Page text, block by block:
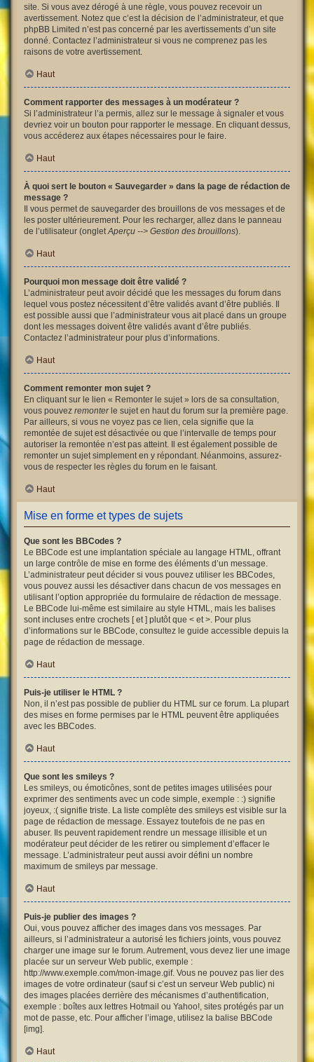
site. Si vous avez dérogé à une règle, vous pouvez recevoir un
avertissement. Notez que c’est la décision de l’administrateur, et que
phpBB Limited n’est pas concerné par les avertissements d’un site
donné. Contactez l’administrateur si vous ne comprenez pas les
raisons de votre avertissement.
Haut
Comment rapporter des messages à un modérateur ?
Si l’administrateur l’a permis, allez sur le message à signaler et vous
devriez voir un bouton pour rapporter le message. En cliquant dessus,
vous accéderez aux étapes nécessaires pour le faire.
Haut
À quoi sert le bouton « Sauvegarder » dans la page de rédaction de
message ?
Il vous permet de sauvegarder des brouillons de vos messages et de
les poster ultérieurement. Pour les recharger, allez dans le panneau
de l’utilisateur (ongletAperçu --> Gestion des brouillons).
Haut
Pourquoi mon message doit être validé ?
L’administrateur peut avoir décidé que les messages du forum dans
lequel vous postez nécessitent d’être validés avant d’être publiés. Il
est possible aussi que l’administrateur vous ait placé dans un groupe
dont les messages doivent être validés avant d’être publiés.
Contactez l’administrateur pour plus d’informations.
Haut
Comment remonter mon sujet ?
En cliquant sur le lien « Remonter le sujet » lors de sa consultation,
vous pouvez remonterle sujet en haut du forum sur la première page.
Par ailleurs, si vous ne voyez pas ce lien, cela signifie que la
remontée de sujet est désactivée ou que l’intervalle de temps pour
autoriser la remontée n’est pas atteint. Il est également possible de
remonter un sujet simplement en y répondant. Néanmoins, assurez-
vous de respecter les règles du forum en le faisant.
Haut
Mise en forme et types de sujets
Que sont les BBCodes ?
Le BBCode est une implantation spéciale au langage HTML, offrant
un large contrôle de mise en forme des éléments d’un message.
L’administrateur peut décider si vous pouvez utiliser les BBCodes,
vous pouvez aussi les désactiver dans chacun de vos messages en
utilisant l’option appropriée du formulaire de rédaction de message.
Le BBCode lui-même est similaire au style HTML, mais les balises
sont incluses entre crochets [ et ] plutôt que < et >. Pour plus
d’informations sur le BBCode, consultez le guide accessible depuis la
page de rédaction de message.
Haut
Puis-je utiliser le HTML ?
Non, il n’est pas possible de publier du HTML sur ce forum. La plupart
des mises en forme permises par le HTML peuvent être appliquées
avec les BBCodes.
Haut
Que sont les smileys ?
Les smileys, ou émoticônes, sont de petites images utilisées pour
exprimer des sentiments avec un code simple, exemple : :) signifie
joyeux, :( signifie triste. La liste complète des smileys est visible sur la
page de rédaction de message. Essayez toutefois de ne pas en
abuser. Ils peuvent rapidement rendre un message illisible et un
modérateur peut décider de les retirer ou simplement d’effacer le
message. L’administrateur peut aussi avoir défini un nombre
maximum de smileys par message.
Haut
Puis-je publier des images ?
Oui, vous pouvez afficher des images dans vos messages. Par
ailleurs, si l’administrateur a autorisé les fichiers joints, vous pouvez
charger une image sur le forum. Autrement, vous devez lier une image
placée sur un serveur Web public, exemple :
http://www.exemple.com/mon-image.gif. Vous ne pouvez pas lier des
images de votre ordinateur (sauf si c’est un serveur Web public) ni
des images placées derrière des mécanismes d’authentification,
exemple : boîtes aux lettres Hotmail ou Yahoo!, sites protégés par un
mot de passe, etc. Pour afficher l’image, utilisez la balise BBCode
[img].
Haut